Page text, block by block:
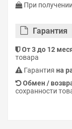
При получении
Гарантия
От 3 до 12
товара
Гарантия на
Обмен /
сохранности